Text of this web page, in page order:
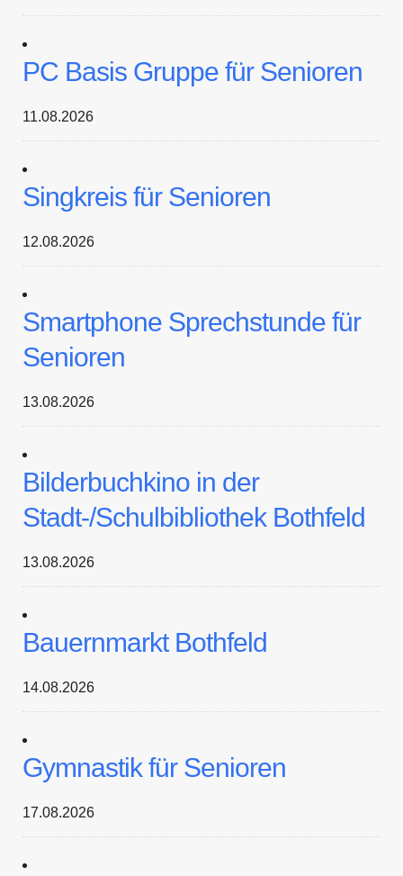
PC Basis Gruppe für Senioren
11.08.2026
Singkreis für Senioren
12.08.2026
Smartphone Sprechstunde für
Senioren
13.08.2026
Bilderbuchkino in der
Stadt-/Schulbibliothek Bothfeld
13.08.2026
Bauernmarkt Bothfeld
14.08.2026
Gymnastik für Senioren
17.08.2026